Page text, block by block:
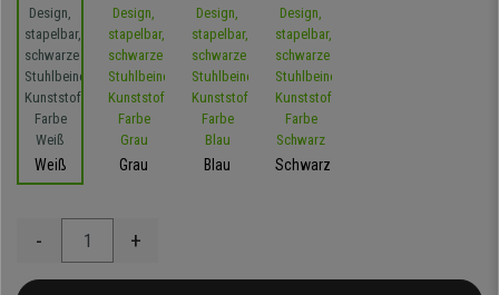
Weiß Grau Blau Schwarz
- +